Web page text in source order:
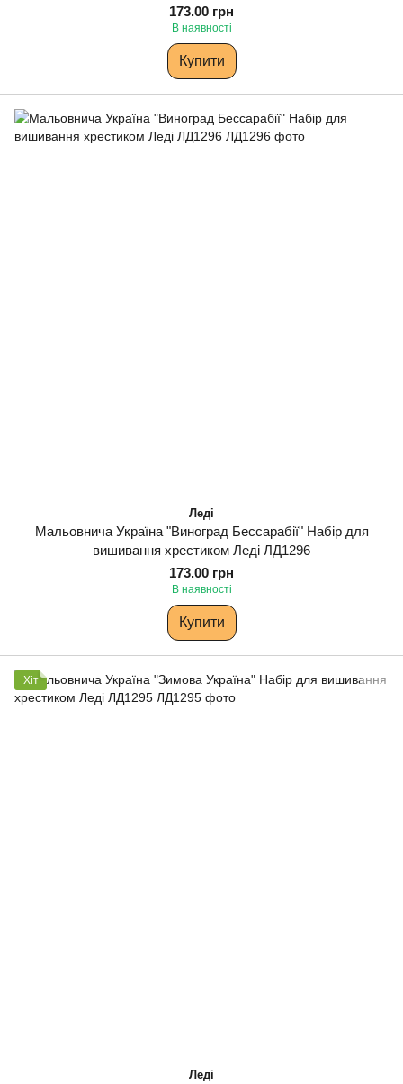
173.00 грн
В наявності
Купити
Леді
Мальовнича Україна "Виноград Бессарабії" Набір для
вишивання хрестиком Леді ЛД1296
173.00 грн
В наявності
Купити
Хіт
Леді